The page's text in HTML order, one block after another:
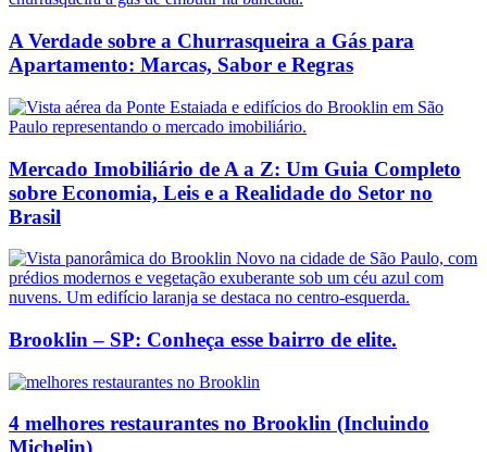
A Verdade sobre a Churrasqueira a Gás para
Apartamento: Marcas, Sabor e Regras
Mercado Imobiliário de A a Z: Um Guia Completo
sobre Economia, Leis e a Realidade do Setor no
Brasil
Brooklin – SP: Conheça esse bairro de elite.
4 melhores restaurantes no Brooklin (Incluindo